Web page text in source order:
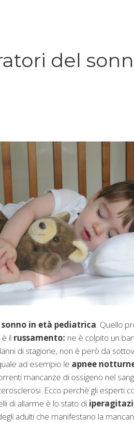
del
in età pediatrica. Quello
il russamento: ne è colpito un
di stagione, non è però da
ad esempio le apnee
mancanze di ossigeno nel
Ecco perchè gli esperti
di allarme è lo stato di
adulti che manifestano la